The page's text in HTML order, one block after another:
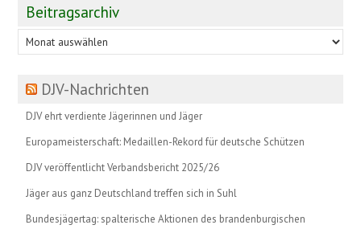
Beitragsarchiv
Beitragsarchiv
DJV-Nachrichten
DJV ehrt verdiente Jägerinnen und Jäger
Europameisterschaft: Medaillen-Rekord für deutsche Schützen
DJV veröffentlicht Verbandsbericht 2025/26
Jäger aus ganz Deutschland treffen sich in Suhl
Bundesjägertag: spalterische Aktionen des brandenburgischen